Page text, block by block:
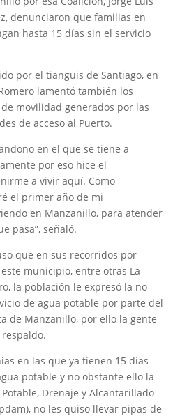
denunciaron que familias en
hasta 15 días sin el servicio
por el tianguis de Santiago, en
lamentó también los
movilidad generados por las
de acceso al Puerto.
en el que se tiene a
por eso hice el
a vivir aquí. Como
el primer año de mi
en Manzanillo, para atender
pasa”, señaló.
que en sus recorridos por
municipio, entre otras La
la población le expresó la no
de agua potable por parte del
de Manzanillo, por ello la gente
en las que ya tienen 15 días
potable y no obstante ello la
Drenaje y Alcantarillado
no les quiso llevar pipas de